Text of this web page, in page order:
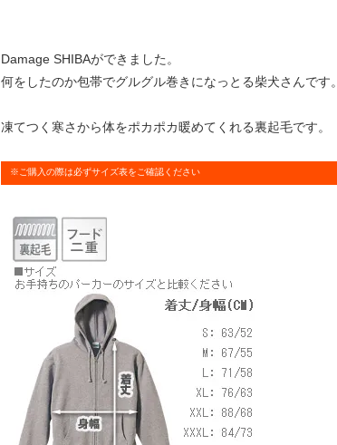
Damage SHIBAができました。
何をしたのか包帯でグルグル巻きになっとる柴犬さんです。
凍てつく寒さから体をポカポカ暖めてくれる裏起毛です。
※ご購入の際は必ずサイズ表をご確認ください